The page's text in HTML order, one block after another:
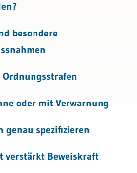
besondere
Ordnungsstrafen
oder mit Verwarnung
genau speziﬁzieren
verstärkt Beweiskraft